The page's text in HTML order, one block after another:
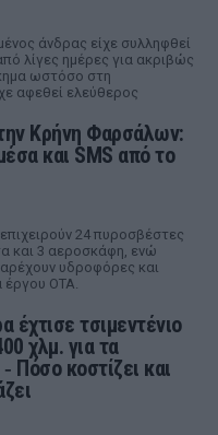
άνδρας είχε συλληφθεί
λίγες ημέρες για ακριβώς
ωστόσο στη
αφεθεί ελεύθερος
Κρήνη Φαρσάλων:
και SMS από το
24 πυροσβέστες
και 3 αεροσκάφη, ενώ
υδροφόρες και
έργου ΟΤΑ.
έχτισε τσιμεντένιο
χλμ. για τα
Πόσο κοστίζει και